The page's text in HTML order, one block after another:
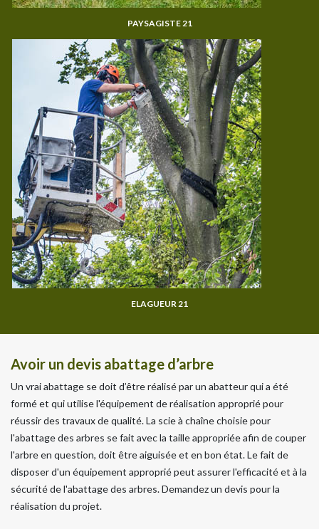
PAYSAGISTE 21
ELAGUEUR 21
Avoir un devis abattage d’arbre
Un vrai abattage se doit d’être réalisé par un abatteur qui a été
formé et qui utilise l'équipement de réalisation approprié pour
réussir des travaux de qualité. La scie à chaîne choisie pour
l'abattage des arbres se fait avec la taille appropriée afin de couper
l'arbre en question, doit être aiguisée et en bon état. Le fait de
disposer d'un équipement approprié peut assurer l'efficacité et à la
sécurité de l'abattage des arbres. Demandez un devis pour la
réalisation du projet.